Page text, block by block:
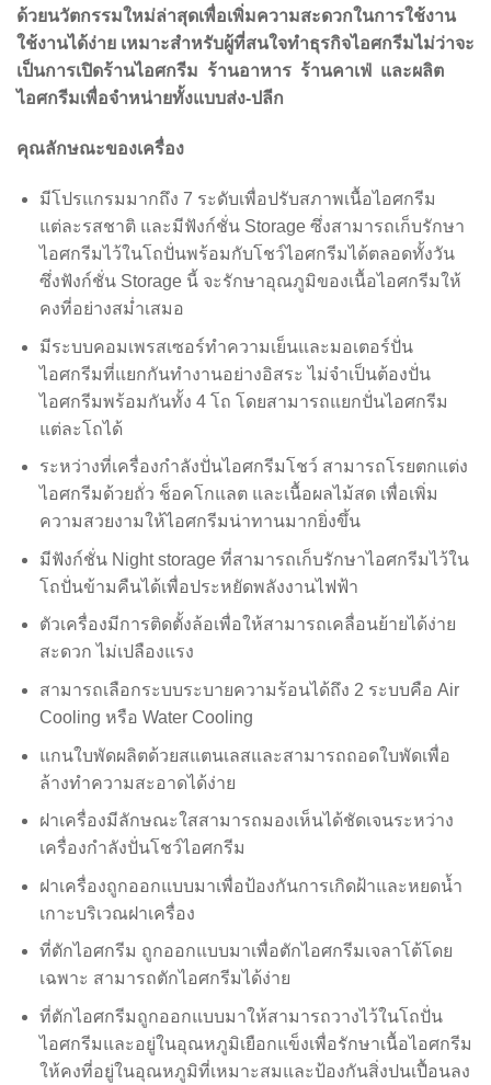
ด้วยนวัตกรรมใหม่ล่าสุดเพื่อเพิ่มความสะดวกในการใช้งาน
ใช้งานได้ง่าย เหมาะสำหรับผู้ที่สนใจทำธุรกิจไอศกรีมไม่ว่าจะ
เป็นการเปิดร้านไอศกรีม ร้านอาหาร ร้านคาเฟ่ และผลิต
ไอศกรีมเพื่อจำหน่ายทั้งแบบส่ง-ปลีก
คุณลักษณะของเครื่อง
มีโปรแกรมมากถึง 7 ระดับเพื่อปรับสภาพเนื้อไอศกรีม
แต่ละรสชาติ และมีฟังก์ชั่น Storage ซึ่งสามารถเก็บรักษา
ไอศกรีมไว้ในโถปั่นพร้อมกับโชว์ไอศกรีมได้ตลอดทั้งวัน
ซึ่งฟังก์ชั่น Storage นี้ จะรักษาอุณภูมิของเนื้อไอศกรีมให้
คงที่อย่างสม่ำเสมอ
มีระบบคอมเพรสเซอร์ทำความเย็นและมอเตอร์ปั่น
ไอศกรีมที่แยกกันทำงานอย่างอิสระ ไม่จำเป็นต้องปั่น
ไอศกรีมพร้อมกันทั้ง 4 โถ โดยสามารถแยกปั่นไอศกรีม
แต่ละโถได้
ระหว่างที่เครื่องกำลังปั่นไอศกรีมโชว์ สามารถโรยตกแต่ง
ไอศกรีมด้วยถั่ว ช็อคโกแลต และเนื้อผลไม้สด เพื่อเพิ่ม
ความสวยงามให้ไอศกรีมน่าทานมากยิ่งขึ้น
มีฟังก์ชั่น Night storage ที่สามารถเก็บรักษาไอศกรีมไว้ใน
โถปั่นข้ามคืนได้เพื่อประหยัดพลังงานไฟฟ้า
ตัวเครื่องมีการติดตั้งล้อเพื่อให้สามารถเคลื่อนย้ายได้ง่าย
สะดวก ไม่เปลืองแรง
สามารถเลือกระบบระบายความร้อนได้ถึง 2 ระบบคือ Air
Cooling หรือ Water Cooling
แกนใบพัดผลิตด้วยสแตนเลสและสามารถถอดใบพัดเพื่อ
ล้างทำความสะอาดได้ง่าย
ฝาเครื่องมีลักษณะใสสามารถมองเห็นได้ชัดเจนระหว่าง
เครื่องกำลังปั่นโชว์ไอศกรีม
ฝาเครื่องถูกออกแบบมาเพื่อป้องกันการเกิดฝ้าและหยดน้ำ
เกาะบริเวณฝาเครื่อง
ที่ตักไอศกรีม ถูกออกแบบมาเพื่อตักไอศกรีมเจลาโต้โดย
เฉพาะ สามารถตักไอศกรีมได้ง่าย
ที่ตักไอศกรีมถูกออกแบบมาให้สามารถวางไว้ในโถปั่น
ไอศกรีมและอยู่ในอุณหภูมิเยือกแข็งเพื่อรักษาเนื้อไอศกรีม
ให้คงที่อยู่ในอุณหภูมิที่เหมาะสมและป้องกันสิ่งปนเปื้อนลง